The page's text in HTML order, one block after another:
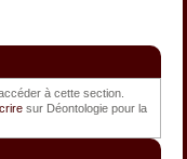
à cette section.
sur Déontologie pour la